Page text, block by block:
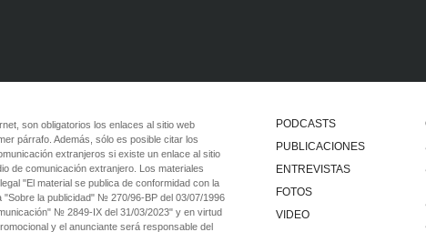
PODCASTS
PUBLICACIONES
ENTREVISTAS
FOTOS
VIDEO
son obligatorios los enlaces al sitio web
párrafo. Además, sólo es posible citar los
extranjeros si existe un enlace al sitio
de comunicación extranjero. Los materiales
"El material se publica de conformidad con la
"Sobre la publicidad" № 270/96-ВР del 03/07/1996
№ 2849-IX del 31/03/2023" y en virtud
y el anunciante será responsable del